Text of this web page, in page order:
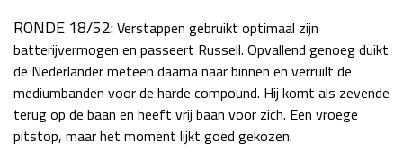
RONDE 18/52:Verstappen gebruikt optimaal zijn
batterijvermogen en passeert Russell. Opvallend genoeg duikt
de Nederlander meteen daarna naar binnen en verruilt de
mediumbanden voor de harde compound. Hij komt als zevende
terug op de baan en heeft vrij baan voor zich. Een vroege
pitstop, maar het moment lijkt goed gekozen.